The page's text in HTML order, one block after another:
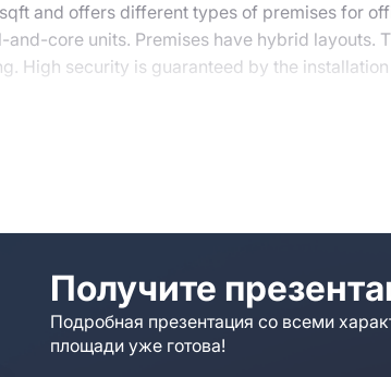
and offers different types of premises for
core units. Premises have hybrid layouts.
High security is guaranteed by the
Получите
Подробная презентация со всеми
площади уже готова!